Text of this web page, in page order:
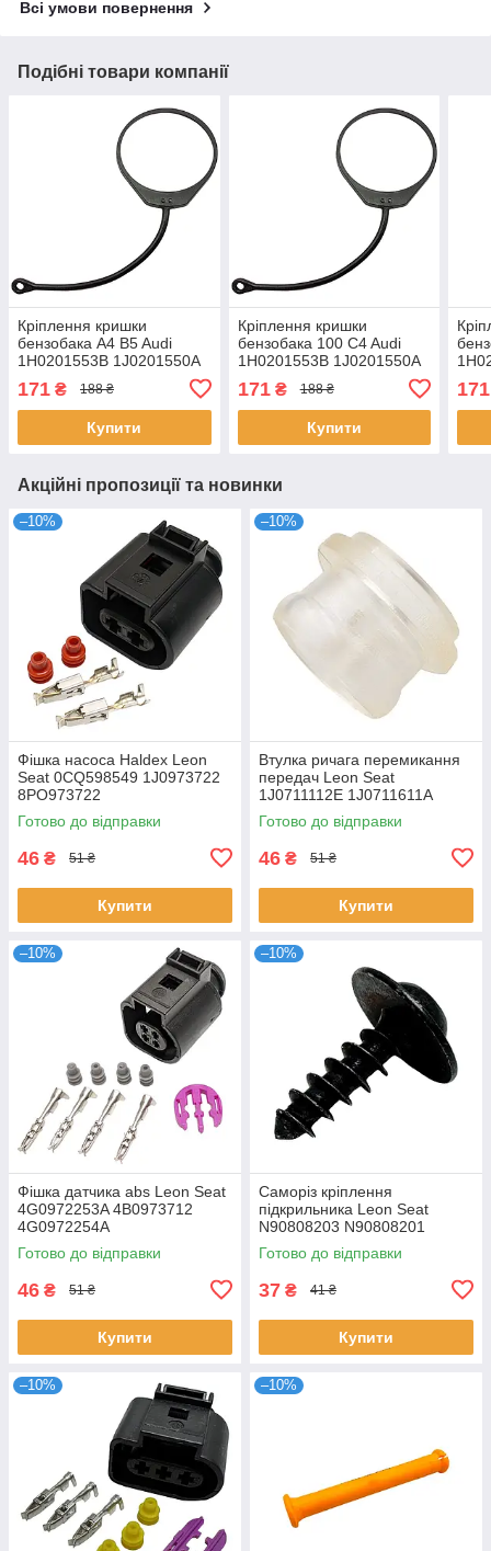
Всі умови повернення
Подібні товари компанії
Кріплення кришки
бензобака A4 B5 Audi
1H0201553B 1J0201550A
1J0201550AN кільце
171 ₴ 188 ₴
Купити
Кріплення кришки
бензобака 100 C4 Audi
1H0201553B 1J0201550A
1J0201550AN кільце
171₴ 188 ₴
Купити
171
Акційні пропозиції та новинки
–10%
Фішка насоса Haldex Leon
Seat 0CQ598549 1J0973722
8PO973722
Готово до відправки
46 ₴ 51 ₴
Купити
–10%
Втулка ричага перемикання
передач Leon Seat
1J0711112E 1J0711611A
1J0711437C
Готово до відправки
46 ₴ 51 ₴
Купити
–10%
Фішка датчика abs Leon Seat
4G0972253A 4B0973712
4G0972254A
Готово до відправки
46 ₴ 51 ₴
Купити
–10%
Саморіз кріплення
підкрильника Leon Seat
N90808203 N90808201
Готово до відправки
37 ₴ 41 ₴
Купити
–10% –10%